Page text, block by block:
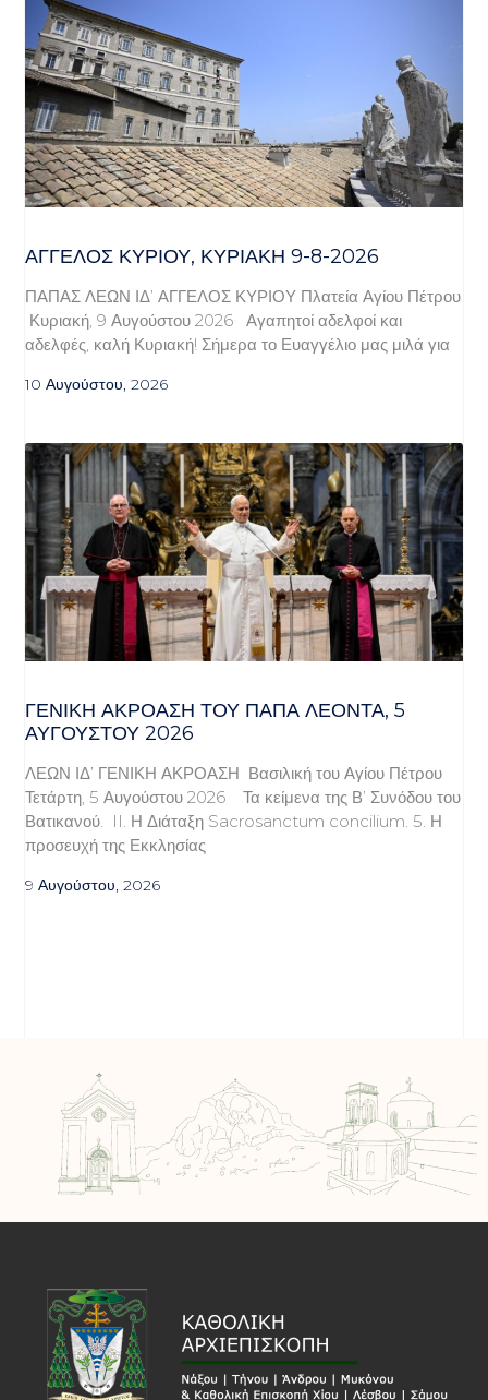
ΆΓΓΕΛΟΣ ΚΥΡΊΟΥ, ΚΥΡΙΑΚΉ 9-8-2026
ΠΑΠΑΣ ΛΕΩΝ ΙΔ’ ΑΓΓΕΛΟΣ ΚΥΡΙΟΥ Πλατεία Αγίου Πέτρου
Κυριακή, 9 Αυγούστου 2026 Αγαπητοί αδελφοί και
αδελφές, καλή Κυριακή! Σήμερα το Ευαγγέλιο μας μιλά για
10 Αυγούστου, 2026
ΓΕΝΙΚΉ ΑΚΡΌΑΣΗ ΤΟΥ ΠΆΠΑ ΛΈΟΝΤΑ, 5
ΑΥΓΟΎΣΤΟΥ 2026
ΛΕΩΝ ΙΔ’ ΓΕΝΙΚΗ ΑΚΡΟΑΣΗ Βασιλική του Αγίου Πέτρου
Τετάρτη, 5 Αυγούστου 2026 Τα κείμενα της Β’ Συνόδου του
Βατικανού. II. Η Διάταξη Sacrosanctum concilium. 5. Η
προσευχή της Εκκλησίας
9 Αυγούστου, 2026